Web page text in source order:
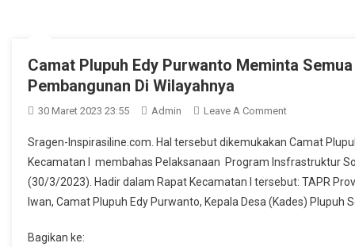
Camat Plupuh Edy Purwanto Meminta
Pembangunan Di Wilayahnya
30 Maret 2023 23:55 Admin Leave A CommentOn
Plupuh
Edy
Purwanto
Meminta
Sragen-Inspirasiline.com. Hal tersebut dikemukakan Camat
Kecamatan I membahas Pelaksanaan Program Insfrastruktur
(30/3/2023). Hadir dalam Rapat Kecamatan I tersebut: TAPR
Iwan, Camat Plupuh Edy Purwanto, Kepala Desa (Kades) Plupuh
Bagikan ke: